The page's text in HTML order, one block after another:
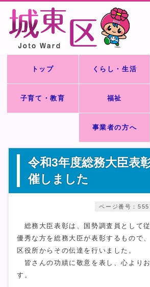
トップ くらし・生活
子育て・教育 福祉
事業者の方へ
令和3年度総務大臣表
催しました
ページ番号：
総務大臣表彰は、国勢調査員として
優秀な方を総務大臣が表彰するもので
区役所からその伝達を行いました。
皆さんの功績に敬意を表し、心より
す。